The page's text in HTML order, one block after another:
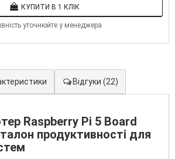
КУПИТИ В 1 КЛІК
уточнюйте у менеджера
Відгуки (22)
Raspberry Pi 5 Board
продуктивності для